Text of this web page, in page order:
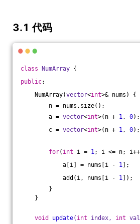
3.1 代码
class NumArray {
public:
NumArray(vector<int>& nums) {
n = nums.size();
a = vector<int>(n + 1, 0);
c = vector<int>(n + 1, 0);
for( int i = 1; i <= n;
a[i] = nums[i - 1 ];
add(i, nums[i - 1 ]);
}
}
void update( int index, int